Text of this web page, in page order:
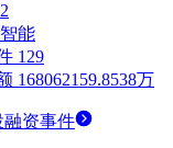
2
能
129
168062159.8538万
融资事件